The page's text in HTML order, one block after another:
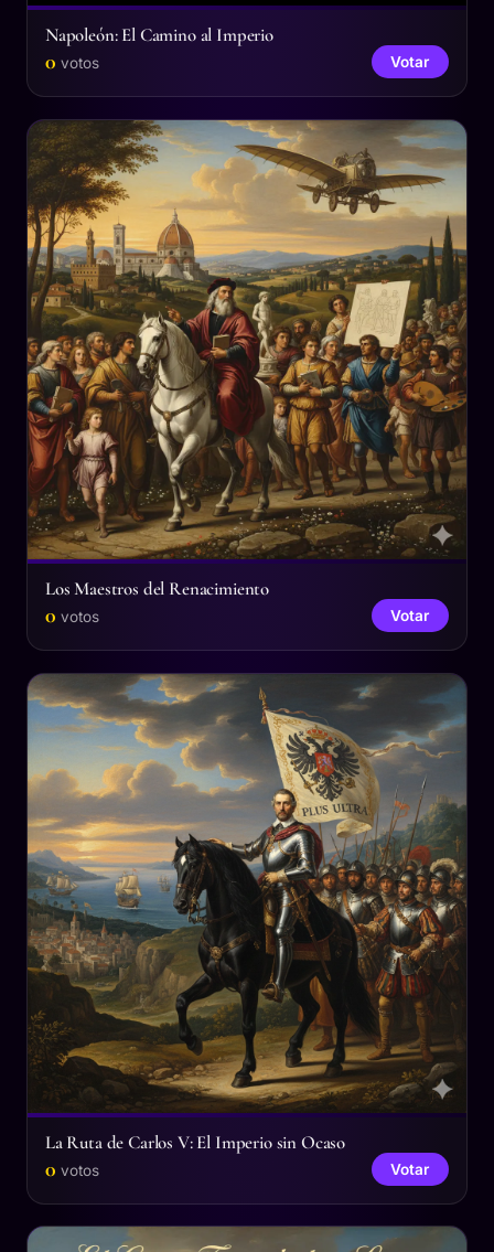
Napoleón: El Camino al Imperio
0 votos Votar
Los Maestros del Renacimiento
0 votos Votar
La Ruta de Carlos V: El Imperio sin Ocaso
0 votos Votar